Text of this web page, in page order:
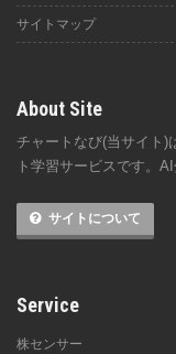
サイトマップ
About Site
チャートなび(当サイト)
ト学習サービスです。
サイトについて
Service
株センサー